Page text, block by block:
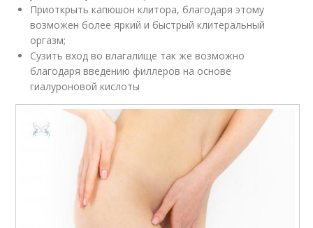
Приоткрыть капюшон клитора, благодаря этому
возможен более яркий и быстрый клитеральный
оргазм;
Сузить вход во влагалище так же возможно
благодаря введению филлеров на основе
гиалуроновой кислоты